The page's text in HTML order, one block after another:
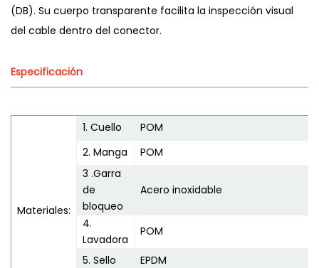
(DB). Su cuerpo transparente facilita la inspección visual
del cable dentro del conector.
Especificación
Materiales:
1. Cuello
POM
2. Manga
POM
3 .Garra
de
bloqueo
Acero inoxidable
4.
Lavadora
POM
5. Sello
EPDM